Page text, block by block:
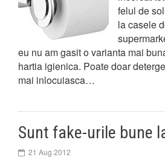
felul de
la casele
eu nu am gasit o varianta mai
hartia igienica. Poate doar
mai inlocuiasca…
Sunt fake-urile bune
21 Aug 2012